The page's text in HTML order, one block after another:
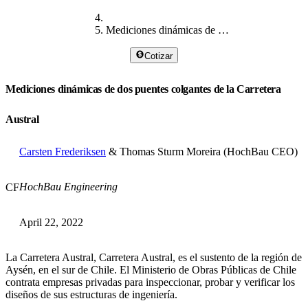
Mediciones dinámicas de puentes colgantes
Cotizar
Mediciones dinámicas de dos puentes colgantes de la Carretera
Austral
CF
Carsten Frederiksen & Thomas Sturm Moreira (HochBau CEO)
HochBau Engineering
April 22, 2022
La Carretera Austral, Carretera Austral, es el sustento de la región de
Aysén, en el sur de Chile. El Ministerio de Obras Públicas de Chile
contrata empresas privadas para inspeccionar, probar y verificar los
diseños de sus estructuras de ingeniería.